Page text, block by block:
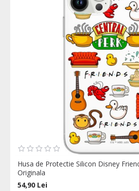
Husa de Protectie Silicon Disney
Originala
54,90 Lei